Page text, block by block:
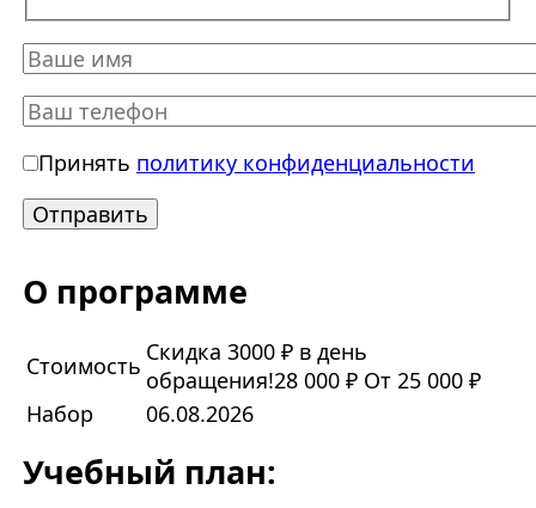
Принять политику конфиденциальности
О программе
Стоимость Скидка 3000 ₽ в день
обращения!28 000 ₽ От 25 000 ₽
Набор
06.08.2026
Учебный план: